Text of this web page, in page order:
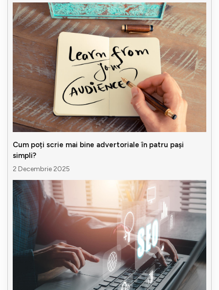
Cum poți scrie mai bine advertoriale în patru pași
simpli?
2 Decembrie 2025